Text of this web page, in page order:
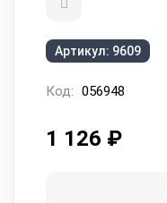
Артикул: 9609
Код: 056948
1 126 ₽